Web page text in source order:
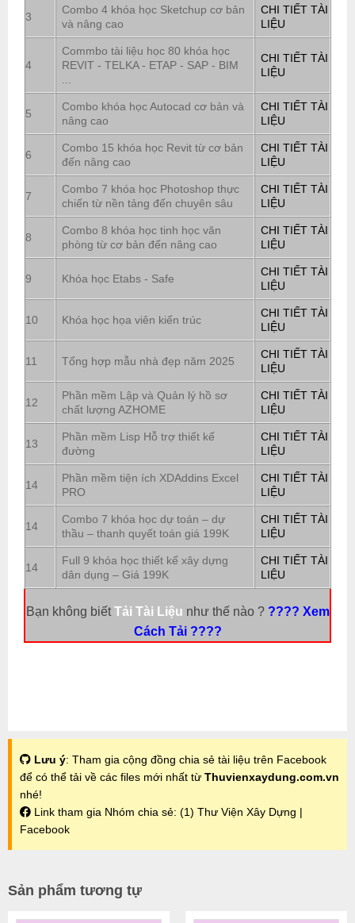
3
Combo 4 khóa học Sketchup cơ bản
và nâng cao
CHI TIẾT TÀI
LIỆU
4
Commbo tài liệu học 80 khóa học
REVIT - TELKA - ETAP - SAP - BIM
...
CHI TIẾT TÀI
LIỆU
5
Combo khóa học Autocad cơ bản và
nâng cao
CHI TIẾT TÀI
LIỆU
6
Combo 15 khóa học Revit từ cơ bản
đến nâng cao
CHI TIẾT TÀI
LIỆU
7
Combo 7 khóa học Photoshop thực
chiến từ nền tảng đến chuyên sâu
CHI TIẾT TÀI
LIỆU
8
Combo 8 khóa học tinh học văn
phòng từ cơ bản đến nâng cao
CHI TIẾT TÀI
LIỆU
9 Khóa học Etabs - Safe
CHI TIẾT TÀI
LIỆU
10 Khóa học họa viên kiến trúc
CHI TIẾT TÀI
LIỆU
11 Tổng hợp mẫu nhà đẹp năm 2025
CHI TIẾT TÀI
LIỆU
12
Phần mềm Lập và Quản lý hồ sơ
chất lượng AZHOME
CHI TIẾT TÀI
LIỆU
13
Phần mềm Lisp Hỗ trợ thiết kế
đường
CHI TIẾT TÀI
LIỆU
14
Phần mềm tiện ích XDAddins Excel
PRO
CHI TIẾT TÀI
LIỆU
14
Combo 7 khóa học dự toán – dự
thầu – thanh quyết toán giá 199K
CHI TIẾT TÀI
LIỆU
14
Full 9 khóa học thiết kế xây dựng
dân dụng – Giá 199K
CHI TIẾT TÀI
LIỆU
Bạn không biếtTải Tài Liệu như thế nào ? ???? Xem
Cách Tải ????
Lưu ý: Tham gia cộng đồng chia sẻ tài liệu trên Facebook
để có thể tải về các files mới nhất từ Thuvienxaydung.com.vn
nhé!
Link tham gia Nhóm chia sẻ: (1) Thư Viện Xây Dựng |
Facebook
Sản phẩm tương tự